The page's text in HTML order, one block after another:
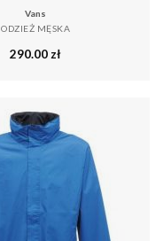
Vans
ODZIEŻ MĘSKA
290.00 zł